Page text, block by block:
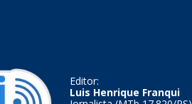
Editor:
Luis Henrique Franqui